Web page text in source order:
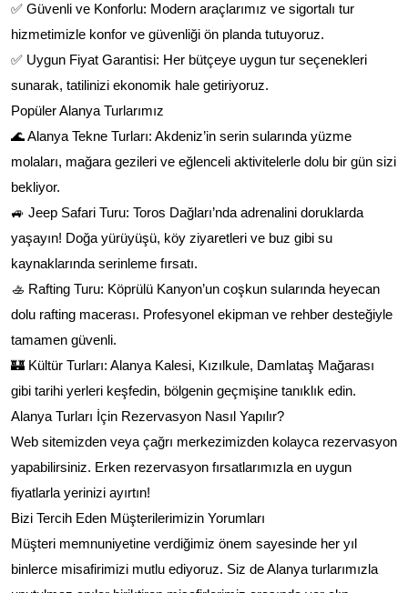
✅ Güvenli ve Konforlu: Modern araçlarımız ve sigortalı tur
hizmetimizle konfor ve güvenliği ön planda tutuyoruz.
✅ Uygun Fiyat Garantisi: Her bütçeye uygun tur seçenekleri
sunarak, tatilinizi ekonomik hale getiriyoruz.
Popüler Alanya Turlarımız
🌊 Alanya Tekne Turları: Akdeniz’in serin sularında yüzme
molaları, mağara gezileri ve eğlenceli aktivitelerle dolu bir gün sizi
bekliyor.
🚙 Jeep Safari Turu: Toros Dağları’nda adrenalini doruklarda
yaşayın! Doğa yürüyüşü, köy ziyaretleri ve buz gibi su
kaynaklarında serinleme fırsatı.
🚣 Rafting Turu: Köprülü Kanyon’un coşkun sularında heyecan
dolu rafting macerası. Profesyonel ekipman ve rehber desteğiyle
tamamen güvenli.
🏰 Kültür Turları: Alanya Kalesi, Kızılkule, Damlataş Mağarası
gibi tarihi yerleri keşfedin, bölgenin geçmişine tanıklık edin.
Alanya Turları İçin Rezervasyon Nasıl Yapılır?
Web sitemizden veya çağrı merkezimizden kolayca rezervasyon
yapabilirsiniz. Erken rezervasyon fırsatlarımızla en uygun
fiyatlarla yerinizi ayırtın!
Bizi Tercih Eden Müşterilerimizin Yorumları
Müşteri memnuniyetine verdiğimiz önem sayesinde her yıl
binlerce misafirimizi mutlu ediyoruz. Siz de Alanya turlarımızla